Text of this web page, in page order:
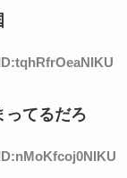
ってるだろ